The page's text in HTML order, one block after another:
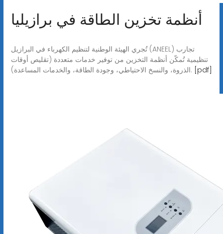
أنظمة تخزين الطاقة في برازيليا
تُجري الهيئة الوطنية لتنظيم الكهرباء في البرازيل (ANEEL) تجارب
تنظيمية تُمكّن أنظمة التخزين من توفير خدمات متعددة (تقليص أوقات
الذروة، والنسخ الاحتياطي، وجودة الطاقة، والخدمات المساعدة). [pdf]